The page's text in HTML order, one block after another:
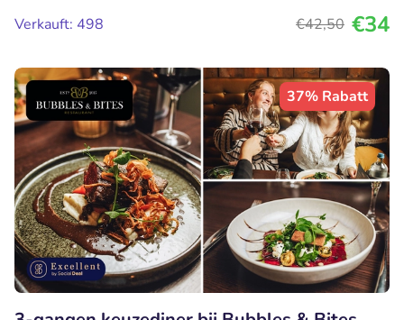
Verkauft: 498
€42,50 €34
37% Rabatt